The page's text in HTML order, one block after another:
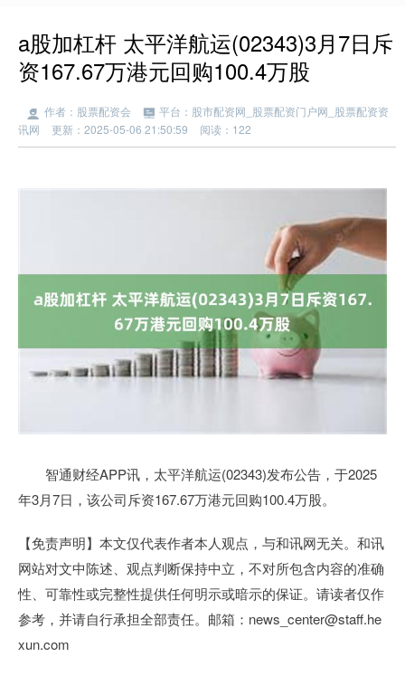
a股加杠杆 太平洋航运(02343)3月7日斥
资167.67万港元回购100.4万股
作者：股票配资会
平台：股市配资网_股票配资门户网_股票配资资
讯网
更新：2025-05-06 21:50:59 阅读：122
智通财经APP讯，太平洋航运(02343)发布公告，于2025
年3月7日，该公司斥资167.67万港元回购100.4万股。
【免责声明】本文仅代表作者本人观点，与和讯网无关。和讯
网站对文中陈述、观点判断保持中立，不对所包含内容的准确
性、可靠性或完整性提供任何明示或暗示的保证。请读者仅作
参考，并请自行承担全部责任。邮箱：news_center@staff.he
xun.com